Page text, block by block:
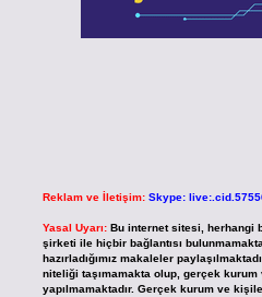
Reklam ve İletişim: Skype:
Yasal Uyarı: Bu internet sitesi, herhangi
şirketi ile hiçbir bağlantısı
hazırladığımız makaleler
niteliği taşımamakta olup, gerçek kurum
yapılmamaktadır. Gerçek kurum ve